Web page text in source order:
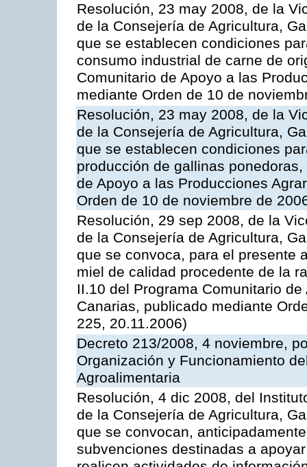
Resolución, 23 may 2008, de la
de la Consejería de Agricultura,
que se establecen condiciones
consumo industrial de carne de
Comunitario de Apoyo a las
mediante Orden de 10 de
Resolución, 23 may 2008, de la
de la Consejería de Agricultura,
que se establecen condiciones
producción de gallinas
de Apoyo a las Producciones
Orden de 10 de noviembre de
Resolución, 29 sep 2008, de la
de la Consejería de Agricultura,
que se convoca, para el presente
miel de calidad procedente de la
II.10 del Programa Comunitario
Canarias, publicado mediante
225, 20.11.2006)
Decreto 213/2008, 4 noviembre,
Organización y Funcionamiento
Agroalimentaria
Resolución, 4 dic 2008, del
de la Consejería de Agricultura,
que se convocan,
subvenciones destinadas a